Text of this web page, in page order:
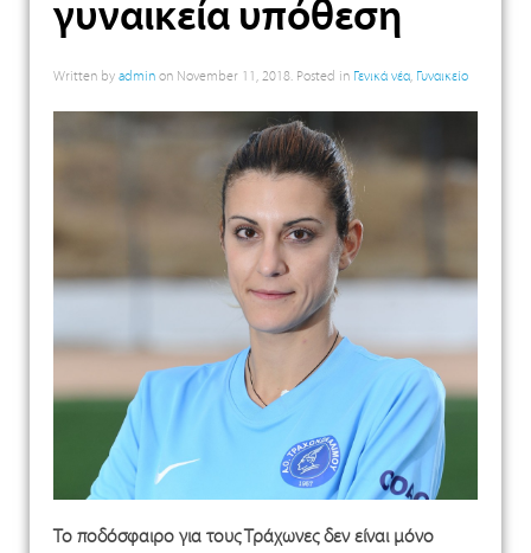
γυναικεία υπόθεση
Written by admin on November 11, 2018. Posted in Γενικά νέα, Γυναικείο
Το ποδόσφαιρο για τους Τράχωνες δεν είναι μόνο